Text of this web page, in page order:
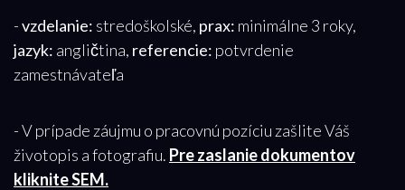
-vzdelanie: stredoškolské, prax: minimálne 3 roky,
jazyk: angličtina, referencie: potvrdenie
zamestnávateľa
- V prípade záujmu o pracovnú pozíciu zašlite Váš
životopis a fotografiu. Pre zaslanie dokumentov
kliknite SEM.